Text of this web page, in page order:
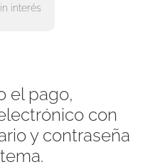
interés
el pago,
con
y contraseña